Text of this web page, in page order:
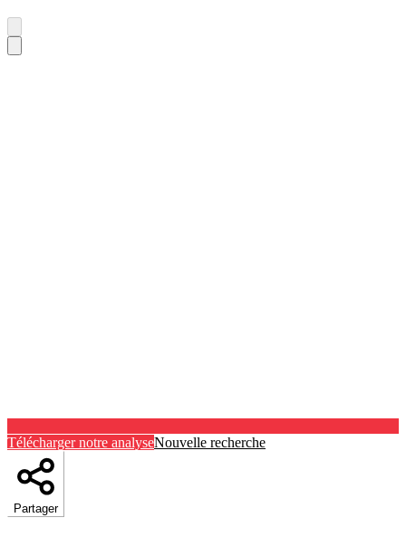
Télécharger notre analyseNouvelle recherche
Partager